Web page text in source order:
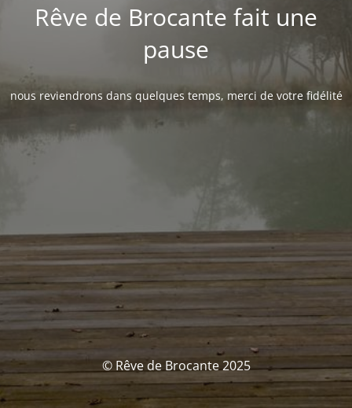
Rêve de Brocante fait une
pause
nous reviendrons dans quelques temps, merci de votre fidélité
© Rêve de Brocante 2025